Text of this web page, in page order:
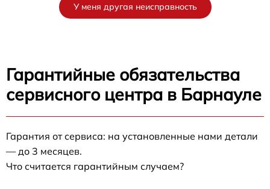
У меня другая неисправность
Гарантийные обязательства
сервисного центра в Барнауле
Гарантия от сервиса: на установленные нами детали
— до 3 месяцев.
Что считается гарантийным случаем?